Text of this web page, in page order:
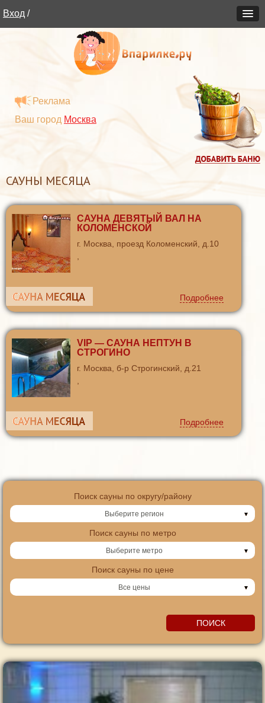
Вход /
Реклама
Ваш город Москва
САУНЫ МЕСЯЦА
САУНА ДЕВЯТЫЙ ВАЛ НА
КОЛОМЕНСКОЙ
г. Москва, проезд Коломенский, д.10
Подробнее
VIP — САУНА НЕПТУН В
СТРОГИНО
г. Москва, б-р Строгинский, д.21
Подробнее
Поиск сауны по округу/району
Выберите регион
Поиск сауны по метро
Выберите метро
Поиск сауны по цене
Все цены